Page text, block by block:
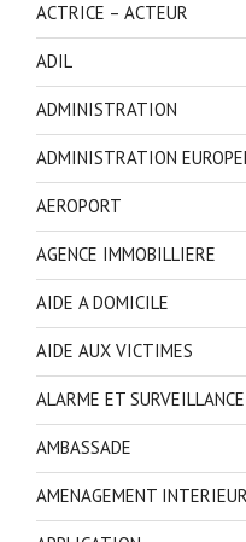
ACTRICE – ACTEUR
ADIL
ADMINISTRATION
ADMINISTRATION
AEROPORT
AGENCE IMMOBILLIERE
AIDE A DOMICILE
AIDE AUX VICTIMES
ALARME ET SURVEILLANCE
AMBASSADE
AMENAGEMENT